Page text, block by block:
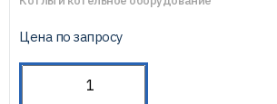
Цена по запросу